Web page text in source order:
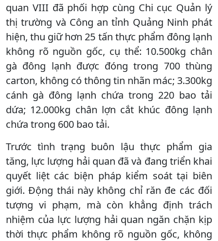
quan VIII đã phối hợp cùng Chi cục Quản lý
thị trường và Công an tỉnh Quảng Ninh phát
hiện, thu giữ hơn 25 tấn thực phẩm đông lạnh
không rõ nguồn gốc, cụ thể: 10.500kg chân
gà đông lạnh được đóng trong 700 thùng
carton, không có thông tin nhãn mác; 3.300kg
cánh gà đông lạnh chứa trong 220 bao tải
dứa; 12.000kg chân lợn cắt khúc đông lạnh
chứa trong 600 bao tải.
Trước tình trạng buôn lậu thực phẩm gia
tăng, lực lượng hải quan đã và đang triển khai
quyết liệt các biện pháp kiểm soát tại biên
giới. Động thái này không chỉ răn đe các đối
tượng vi phạm, mà còn khẳng định trách
nhiệm của lực lượng hải quan ngăn chặn kịp
thời thực phẩm không rõ nguồn gốc, không